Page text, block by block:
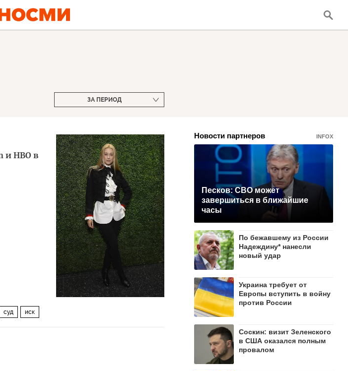
ЗА ПЕРИОД
и HBO в
суд иск
Новости партнеров INFOX
Песков: СВО может
завершиться в ближайшие
часы
По бежавшему из России
Надеждину* нанесли
новый удар
Украина требует от
Европы вступить в войну
против России
Соскин: визит Зеленского
в США оказался полным
провалом